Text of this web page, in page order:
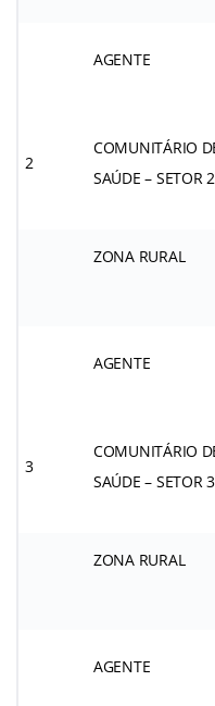
AGENTE
2
COMUNITÁRIO
SAÚDE – SETOR 2
ZONA RURAL
AGENTE
3
COMUNITÁRIO
SAÚDE – SETOR 3
ZONA RURAL
AGENTE